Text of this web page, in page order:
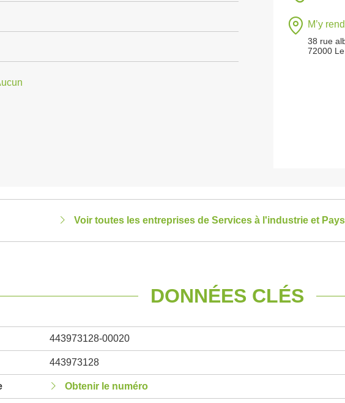
M’y
38 rue
72000
Voir toutes les entreprises de Services à l'industrie et
DONNÉES CLÉS
443973128-00020
443973128
Obtenir le numéro